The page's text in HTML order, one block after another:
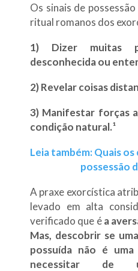
Os sinais de
ritual romanos dos
1)
Dizer muitas
desconhecidaou
2) Revelar coisas
3) Manifestar forças
condição natural.¹
Leia também: Quais
possessão
A praxe exorcística
levado em alta
verificado que éa
Mas, descobrir se
possuída não é
necessitar de